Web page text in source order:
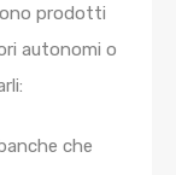
prodotti
autonomi o
che